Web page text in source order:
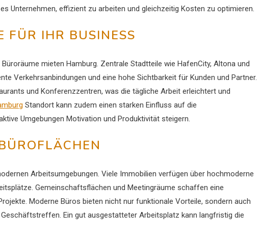
Unternehmen, effizient zu arbeiten und gleichzeitig Kosten zu optimieren.
FÜR IHR BUSINESS
mieten Hamburg. Zentrale Stadtteile wie HafenCity, Altona und
Verkehrsanbindungen und eine hohe Sichtbarkeit für Kunden und Partner.
und Konferenzzentren, was die tägliche Arbeit erleichtert und
Standort kann zudem einen starken Einfluss auf die
Umgebungen Motivation und Produktivität steigern.
Arbeitsumgebungen. Viele Immobilien verfügen über hochmoderne
Gemeinschaftsflächen und Meetingräume schaffen eine
Moderne Büros bieten nicht nur funktionale Vorteile, sondern auch
Ein gut ausgestatteter Arbeitsplatz kann langfristig die